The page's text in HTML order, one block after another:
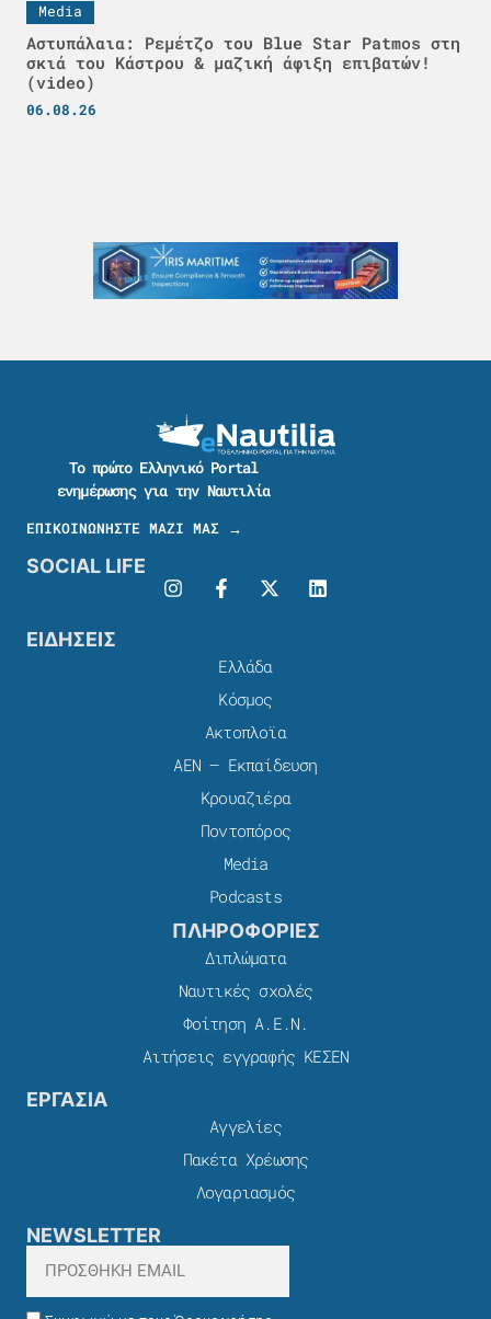
Media
Αστυπάλαια: Ρεμέτζο του Blue Star Patmos στη
σκιά του Κάστρου & μαζική άφιξη επιβατών!
(video)
06.08.26
Το πρώτο Ελληνικό Portal
ενημέρωσης για την Ναυτιλία
ΕΠΙΚΟΙΝΩΝΗΣΤΕ ΜΑΖΙ ΜΑΣ →
SOCIAL LIFE
ΕΙΔΗΣΕΙΣ
Ελλάδα
Κόσμος
Ακτοπλοϊα
ΑΕΝ – Εκπαίδευση
Κρουαζιέρα
Ποντοπόρος
Media
Podcasts
ΠΛΗΡΟΦΟΡΙΕΣ
Διπλώματα
Ναυτικές σχολές
Φοίτηση Α.Ε.Ν.
Αιτήσεις εγγραφής ΚΕΣΕΝ
ΕΡΓΑΣΙΑ
Αγγελίες
Πακέτα Χρέωσης​
Λογαριασμός
NEWSLETTER